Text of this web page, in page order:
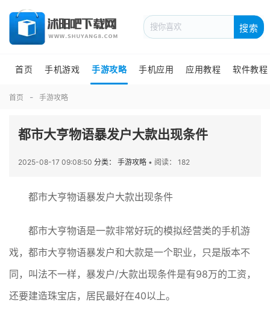
搜索
首页 手机游戏 手游攻略 手机应用 应用教程 软件教程
首页 手游攻略
都市大亨物语暴发户大款出现条件
2025-08-17 09:08:50 分类： 手游攻略 • 阅读： 182
都市大亨物语暴发户大款出现条件
都市大亨物语是一款非常好玩的模拟经营类的手机游
戏，都市大亨物语暴发户和大款是一个职业，只是版本不
同，叫法不一样，暴发户/大款出现条件是有98万的工资，
还要建造珠宝店，居民最好在40以上。